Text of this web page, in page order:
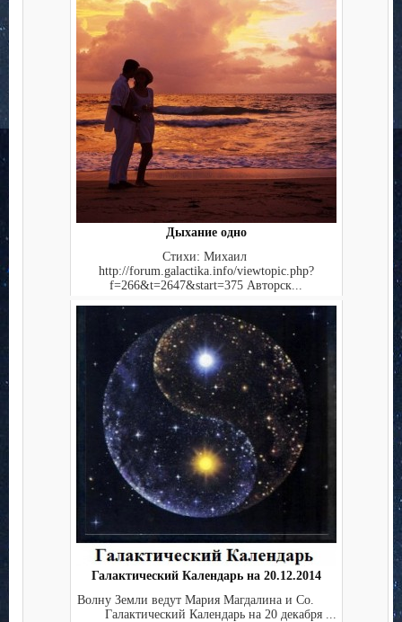
Дыхание одно
Стихи: Михаил
http://forum.galactika.info/viewtopic.php?
f=266&t=2647&start=375 Авторск...
Галактический Календарь на 20.12.2014
Волну Земли ведут Мария Магдалина и Co.
Галактический Календарь на 20 декабря ...